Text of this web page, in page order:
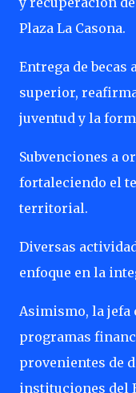
Plaza La Casona.
Entrega de becas
superior,
juventud y la
Subvenciones a
fortaleciendo el
territorial.
Diversas
enfoque en la
Asimismo, la jefa
programas
provenientes de
instituciones del